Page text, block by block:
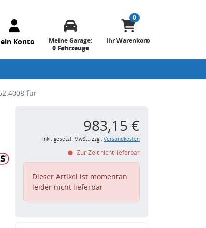
Konto
Meine Garage:
0 Fahrzeuge
0
Ihr Warenkorb
für
983,15 €
inkl. gesetzl. MwSt., zzgl. Versandkosten
Zur Zeit nicht lieferbar
Dieser Artikel ist momentan
leider nicht lieferbar